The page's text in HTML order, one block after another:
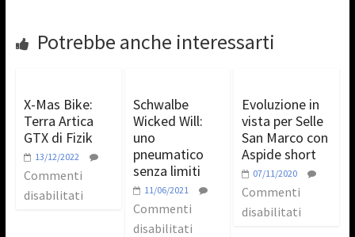
Potrebbe anche interessarti
X-Mas Bike:
Terra Artica
GTX di Fizik
13/12/2022
Commenti
disabilitati
Schwalbe
Wicked Will:
uno
pneumatico
senza limiti
11/06/2021
Commenti
disabilitati
Evoluzione in
vista per Selle
San Marco con
Aspide short
07/11/2020
Commenti
disabilitati